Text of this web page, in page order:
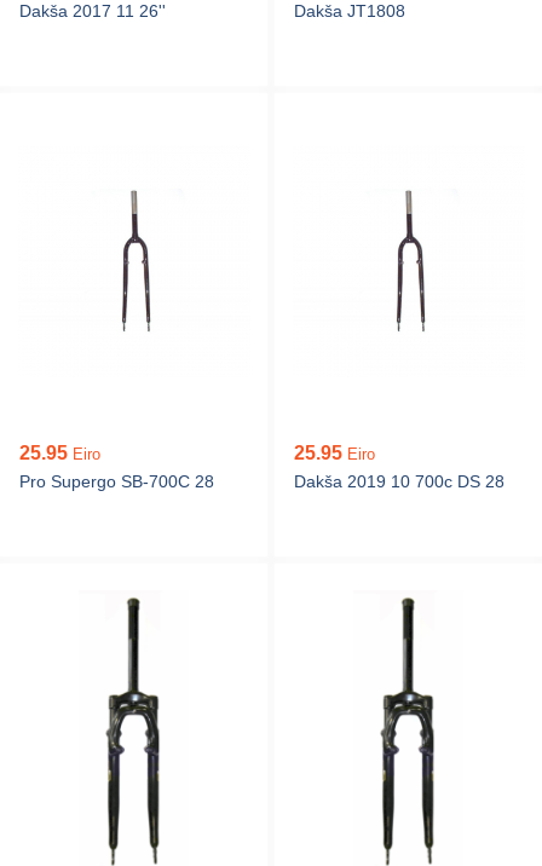
Dakša 2017 11 26'' Dakša JT1808
25.95 Eiro
Pro Supergo SB-700C 28
25.95 Eiro
Dakša 2019 10 700c DS 28